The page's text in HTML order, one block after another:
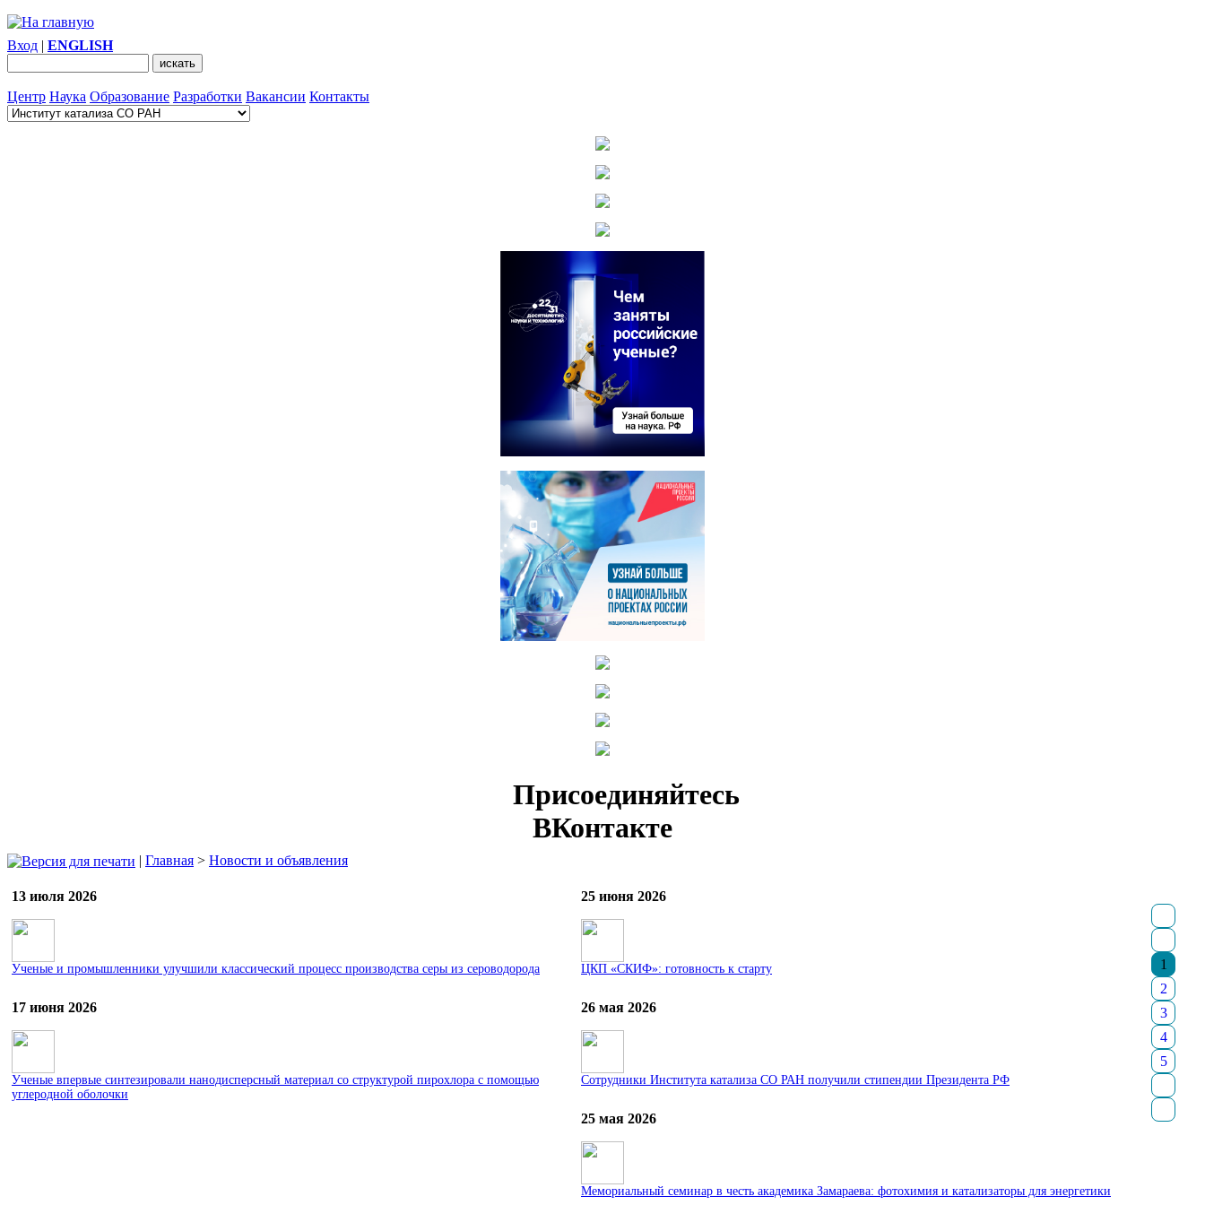
Вход | ENGLISH
Центр Наука Образование Разработки Вакансии Контакты
Присоединяйтесь
ВКонтакте
| Главная > Новости и объявления
13 июля 2026
Ученые и промышленники улучшили классический процесс производства серы из сероводорода
25 июня 2026
ЦКП «СКИФ»: готовность к старту
17 июня 2026
Ученые впервые синтезировали нанодисперсный материал со структурой пирохлора с помощью
углеродной оболочки
26 мая 2026
Сотрудники Института катализа СО РАН получили стипендии Президента РФ
25 мая 2026
Мемориальный семинар в честь академика Замараева: фотохимия и катализаторы для энергетики
1
2
3
4
5